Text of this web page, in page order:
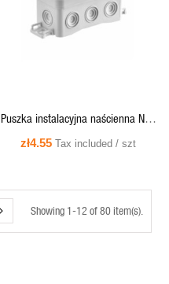
Puszka instalacyjna naścienna NS8
FASTBOX&HOOK szary 35357102
zł4.55 Tax included / szt
Showing 1-12 of 80 item(s).